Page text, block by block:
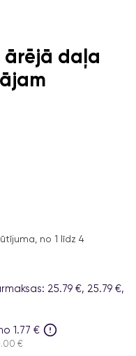
ārējā daļa
no 1 līdz 4
25.79 €, 25.79 €,
1.77 €
€